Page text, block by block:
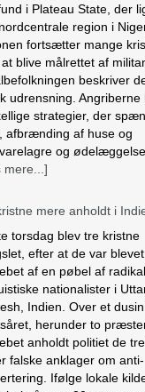
i Plateau State, der
region i
fortsætter mange
blive målrettet af
beskriver
udrensning. Angriberne
strategier, der
afbrænding af huse og
og
mere anholdt i
torsdag blev tre kristne
efter at de var blevet
af en pøbel af
nationalister i
Indien. Over et
herunder to
anholdt politiet de
falske anklager om anti-
Ifølge lokale